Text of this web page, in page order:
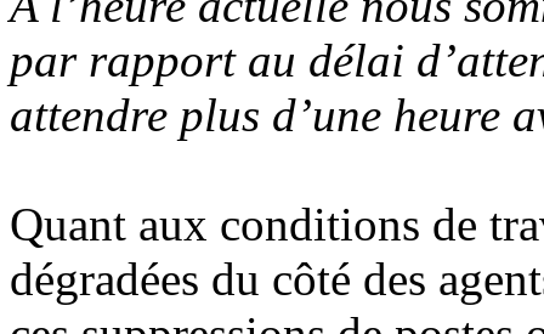
par rapport au délai
attendre plus d’une heure
Quant aux conditions de
dégradées du côté des